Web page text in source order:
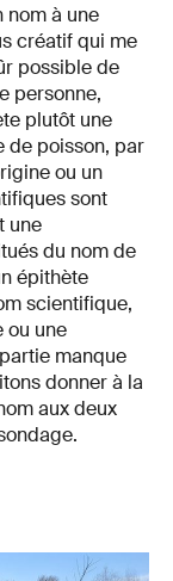
nom à une
créatif qui me
possible de
personne,
plutôt une
de poisson, par
ou un
sont
une
du nom de
épithète
scientifique,
ou une
manque
donner à la
aux deux